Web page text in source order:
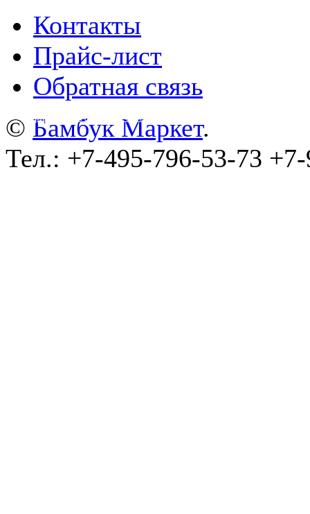
Контакты
Прайс-лист
Обратная связь
© wa-plugins.ru - Разработка сайта
© Бамбук Маркет.
Тел.: +7-495-796-53-73